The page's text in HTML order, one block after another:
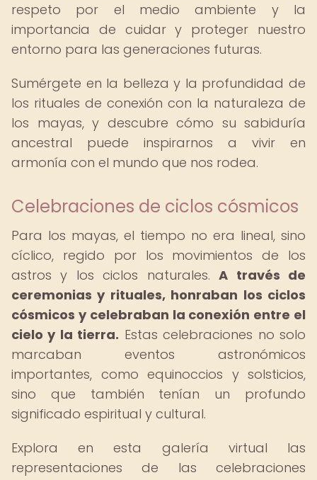
respeto por el medio ambiente y la
importancia de cuidar y proteger nuestro
entorno para las generaciones futuras.
Sumérgete en la belleza y la profundidad de
los rituales de conexión con la naturaleza de
los mayas, y descubre cómo su sabiduría
ancestral puede inspirarnos a vivir en
armonía con el mundo que nos rodea.
Celebraciones de ciclos cósmicos
Para los mayas, el tiempo no era lineal, sino
cíclico, regido por los movimientos de los
astros y los ciclos naturales.A través de
ceremonias y rituales, honraban los ciclos
cósmicos y celebraban la conexión entre el
cielo y la tierra. Estas celebraciones no solo
marcaban eventos astronómicos
importantes, como equinoccios y solsticios,
sino que también tenían un profundo
significado espiritual y cultural.
Explora en esta galería virtual las
representaciones de las celebraciones